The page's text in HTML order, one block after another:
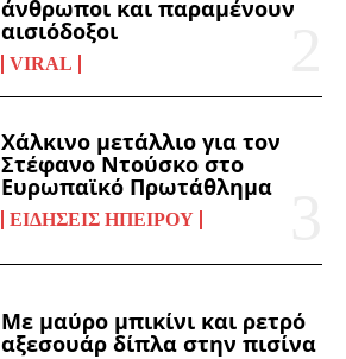
άνθρωποι και παραμένουν
αισιόδοξοι
VIRAL
Χάλκινο μετάλλιο για τον
Στέφανο Ντούσκο στο
Ευρωπαϊκό Πρωτάθλημα
ΕΙΔΉΣΕΙΣ ΗΠΕΊΡΟΥ
Με μαύρο μπικίνι και ρετρό
αξεσουάρ δίπλα στην πισίνα